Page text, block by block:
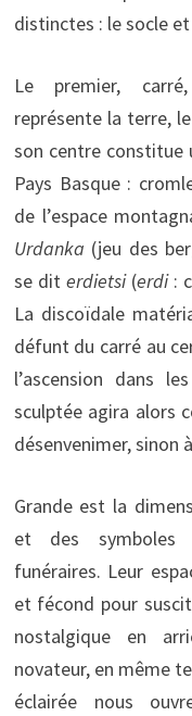
distinctes : le socle
Le premier,
représente la terre,
son centre constitue
Pays Basque :
de l’espace
Urdanka (jeu des
se diterdietsi(erdi:
La discoïdale
défunt du carré au
l’ascension dans
sculptée agira alors
désenvenimer, sinon
Grande est la
et des symboles
funéraires. Leur
et fécond pour
nostalgique en
novateur, en même
éclairée nous